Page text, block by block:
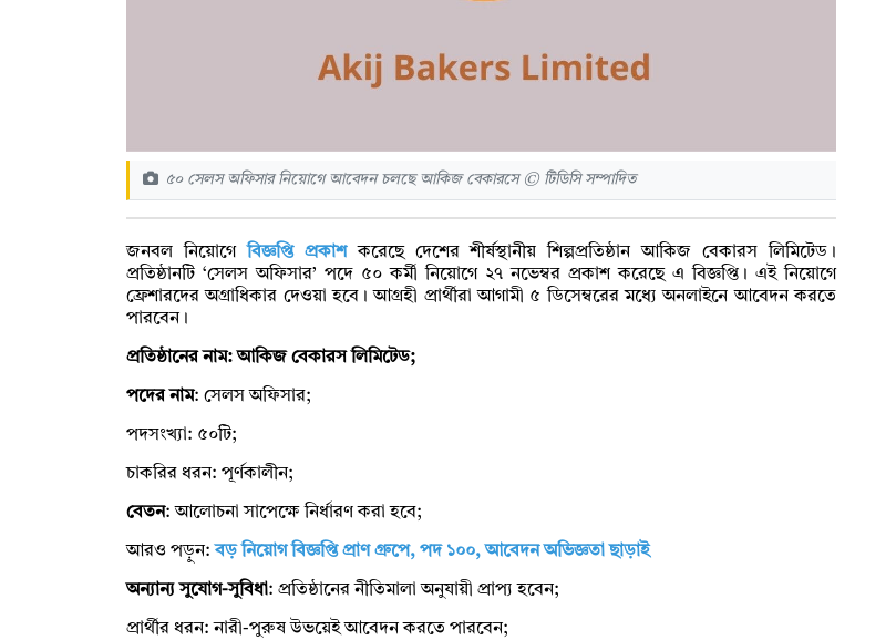
৫০ সেলস অফিসার নিয়োগে আবেদন চলছে আকিজ বেকারসে © টিডিসি সম্পাদিত
জনবল নিয়োগেবিজ্ঞপ্তি প্রকাশকরেছে দেশের শীর্ষস্থানীয় শিল্পপ্রতিষ্ঠান আকিজ বেকারস লিমিটেড।
প্রতিষ্ঠানটি ‘সেলস অফিসার’ পদে ৫০ কর্মী নিয়োগে ২৭ নভেম্বর প্রকাশ করেছে এ বিজ্ঞপ্তি। এই নিয়োগে
ফ্রেশারদের অগ্রাধিকার দেওয়া হবে। আগ্রহী প্রার্থীরা আগামী ৫ ডিসেম্বরের মধ্যে অনলাইনে আবেদন করতে
পারবেন।
প্রতিষ্ঠানের নাম: আকিজ বেকারস লিমিটেড;
পদের নাম: সেলস অফিসার;
পদসংখ্যা: ৫০টি;
চাকরির ধরন: পূর্ণকালীন;
বেতন: আলোচনা সাপেক্ষে নির্ধারণ করা হবে;
আরও পড়ুন:বড় নিয়োগ বিজ্ঞপ্তি প্রাণ গ্রুপে, পদ ১০০, আবেদন অভিজ্ঞতা ছাড়াই
অন্যান্য সুযোগ-সুবিধা: প্রতিষ্ঠানের নীতিমালা অনুযায়ী প্রাপ্য হবেন;
প্রার্থীর ধরন: নারী-পুরুষ উভয়েই আবেদন করতে পারবেন;